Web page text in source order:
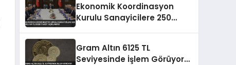
Ekonomik Koordinasyon
Kurulu Sanayicilere 250
Gram Altın 6125 TL
Seviyesinde İşlem Görüyor